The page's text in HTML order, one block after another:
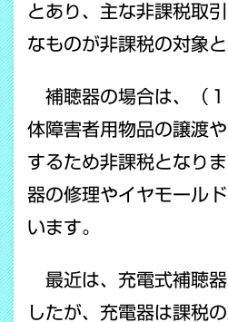
とあり、主な非課税取
なものが非課税の対象と
補聴器の場合は、（
体障害者用物品の譲渡
するため非課税となり
器の修理やイヤモール
います。
最近は、充電式補聴
したが、充電器は課税